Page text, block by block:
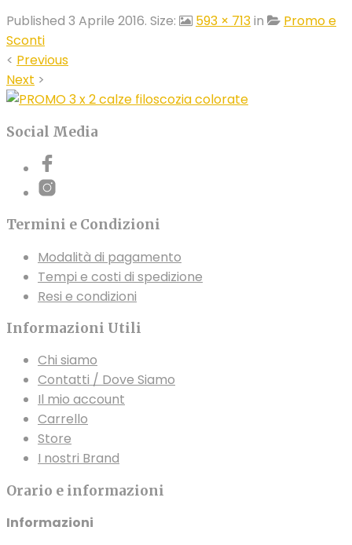
Published 3 Aprile 2016. Size: 593 × 713in
Promo e
Sconti
< Previous
Next >
Social Media
Termini e Condizioni
Modalità di pagamento
Tempi e costi di spedizione
Resi e condizioni
Informazioni Utili
Chi siamo
Contatti / Dove Siamo
Il mio account
Carrello
Store
I nostri Brand
Orario e informazioni
Informazioni